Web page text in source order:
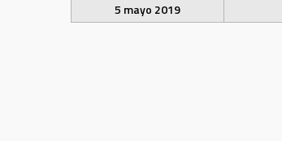
5 mayo 2019